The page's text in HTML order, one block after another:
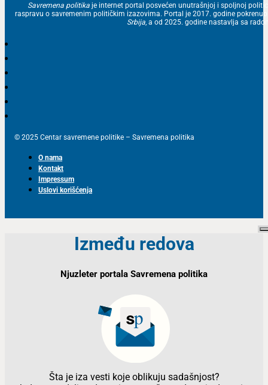
Savremena politika je internet portal posvećen unutrašnjoj i spoljnoj
raspravu o savremenim političkim izazovima. Portal je 2017. godine
Srbija, a od 2025. godine nastavlja sa
© 2025 Centar savremene politike – Savremena politika
O nama
Kontakt
Impressum
Uslovi korišćenja
Između redova
Njuzleter portala Savremena politika
Šta je iza vesti koje oblikuju sadašnjost?